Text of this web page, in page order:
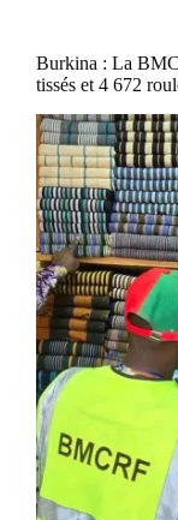
Burkina : La
tissés et 4 672